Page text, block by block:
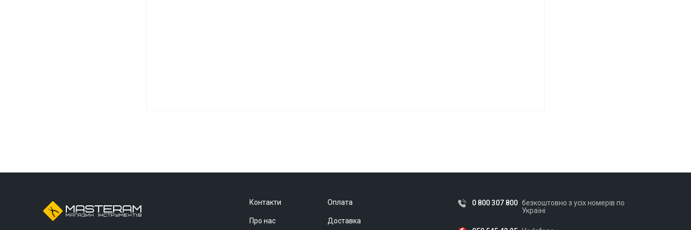
Контакти
Про нас
Оплата
Доставка
0 800 307 800 безкоштовно з усіх номерів по
Україні